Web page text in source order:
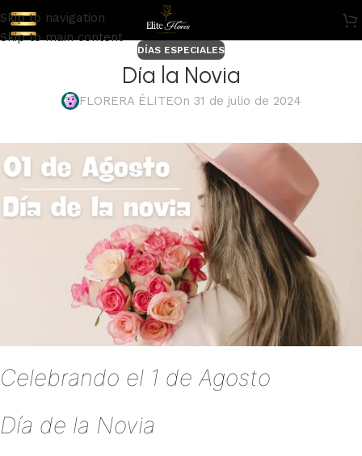
Skip to navigation
Skip to main content
DÍAS ESPECIALES
Día la Novia
FLORERA ÉLITEOn 31 de julio de 2024
Celebrando el 1 de Agosto
Día de la Novia